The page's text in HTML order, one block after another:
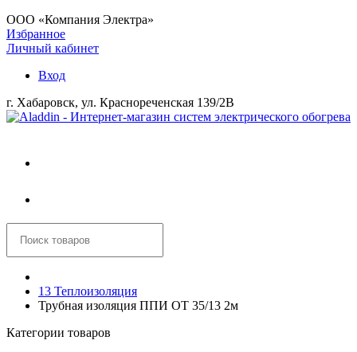
ООО «Компания Электра»
Избранное
Личный кабинет
Вход
г. Хабаровск, ул. Краснореченская 139/2В
13 Теплоизоляция
Трубная изоляция ППИ ОТ 35/13 2м
Категории товаров